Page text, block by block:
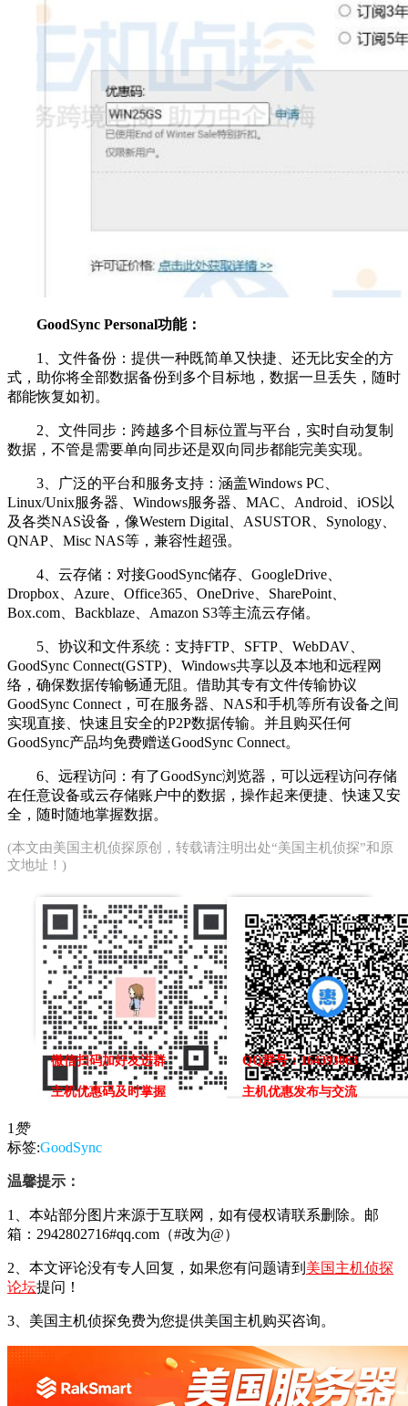
GoodSync Personal功能：
1、文件备份：提供一种既简单又快捷、还无比安全的方
式，助你将全部数据备份到多个目标地，数据一旦丢失，随时
都能恢复如初。
2、文件同步：跨越多个目标位置与平台，实时自动复制
数据，不管是需要单向同步还是双向同步都能完美实现。
3、广泛的平台和服务支持：涵盖Windows PC、
Linux/Unix服务器、Windows服务器、MAC、Android、iOS以
及各类NAS设备，像Western Digital、ASUSTOR、Synology、
QNAP、Misc NAS等，兼容性超强。
4、云存储：对接GoodSync储存、GoogleDrive、
Dropbox、Azure、Office365、OneDrive、SharePoint、
Box.com、Backblaze、Amazon S3等主流云存储。
5、协议和文件系统：支持FTP、SFTP、WebDAV、
GoodSync Connect(GSTP)、Windows共享以及本地和远程网
络，确保数据传输畅通无阻。借助其专有文件传输协议
GoodSync Connect，可在服务器、NAS和手机等所有设备之间
实现直接、快速且安全的P2P数据传输。并且购买任何
GoodSync产品均免费赠送GoodSync Connect。
6、远程访问：有了GoodSync浏览器，可以远程访问存储
在任意设备或云存储账户中的数据，操作起来便捷、快速又安
全，随时随地掌握数据。
(本文由美国主机侦探原创，转载请注明出处“美国主机侦探”和原
文地址！)
微信扫码加好友进群
主机优惠码及时掌握
QQ群号：164393063
主机优惠发布与交流
1 赞
标签:GoodSync
温馨提示：
1、本站部分图片来源于互联网，如有侵权请联系删除。邮
箱：2942802716#qq.com（#改为@）
2、本文评论没有专人回复，如果您有问题请到 美国主机侦探
论坛提问！
3、美国主机侦探免费为您提供美国主机购买咨询。